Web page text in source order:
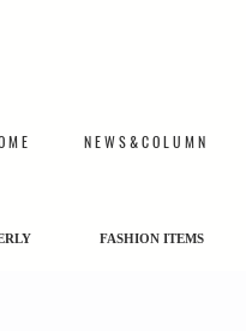
M E N E W S & C O L U M N
FASHION ITEMS